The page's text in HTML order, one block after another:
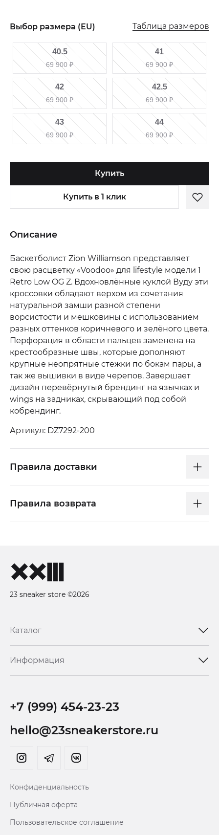
Выбор размера (EU) Таблица размеров
40.5
69 900 ₽
41
69 900 ₽
42
69 900 ₽
42.5
69 900 ₽
43
69 900 ₽
44
69 900 ₽
Купить
Купить в 1 клик
Описание
Баскетболист Zion Williamson представляет
свою расцветку «Voodoo» для lifestyle модели 1
Retro Low OG Z. Вдохновлённые куклой Вуду эти
кроссовки обладают верхом из сочетания
натуральной замши разной степени
ворсистости и мешковины с использованием
разных оттенков коричневого и зелёного цвета.
Перфорация в области пальцев заменена на
крестообразные швы, которые дополняют
крупные неопрятные стежки по бокам пары, а
так же вышивки в виде черепов. Завершает
дизайн перевёрнутый брендинг на язычках и
wings на задниках, скрывающий под собой
кобрендинг.
Артикул: DZ7292-200
Правила доставки
Правила возврата
23 sneaker store ©2026
Каталог
Информация
+7 (999) 454-23-23
hello@23sneakerstore.ru
Конфиденциальность
Публичная оферта
Пользовательское соглашение